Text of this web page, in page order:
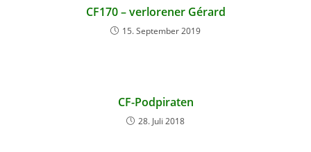
CF170 – verlorener Gérard
15. September 2019
CF-Podpiraten
28. Juli 2018